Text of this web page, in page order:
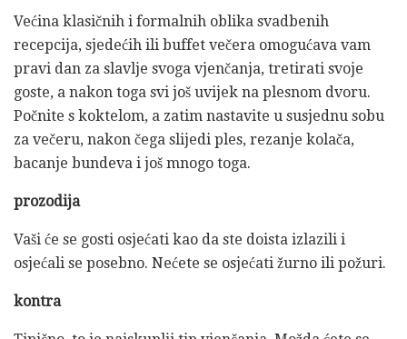
Većina klasičnih i formalnih oblika svadbenih
recepcija, sjedećih ili buffet večera omogućava vam
pravi dan za slavlje svoga vjenčanja, tretirati svoje
goste, a nakon toga svi još uvijek na plesnom dvoru.
Počnite s koktelom, a zatim nastavite u susjednu sobu
za večeru, nakon čega slijedi ples, rezanje kolača,
bacanje bundeva i još mnogo toga.
prozodija
Vaši će se gosti osjećati kao da ste doista izlazili i
osjećali se posebno. Nećete se osjećati žurno ili požuri.
kontra